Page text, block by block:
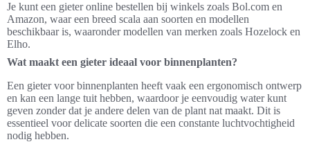
Je kunt een gieter online bestellen bij winkels zoals Bol.com en
Amazon, waar een breed scala aan soorten en modellen
beschikbaar is, waaronder modellen van merken zoals Hozelock en
Elho.
Wat maakt een gieter ideaal voor binnenplanten?
Een gieter voor binnenplanten heeft vaak een ergonomisch ontwerp
en kan een lange tuit hebben, waardoor je eenvoudig water kunt
geven zonder dat je andere delen van de plant nat maakt. Dit is
essentieel voor delicate soorten die een constante luchtvochtigheid
nodig hebben.